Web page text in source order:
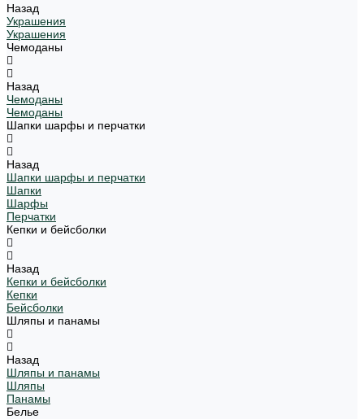
Назад
Украшения
Украшения
Чемоданы
Назад
Чемоданы
Чемоданы
Шапки шарфы и перчатки
Назад
Шапки шарфы и перчатки
Шапки
Шарфы
Перчатки
Кепки и бейсболки
Назад
Кепки и бейсболки
Кепки
Бейсболки
Шляпы и панамы
Назад
Шляпы и панамы
Шляпы
Панамы
Белье